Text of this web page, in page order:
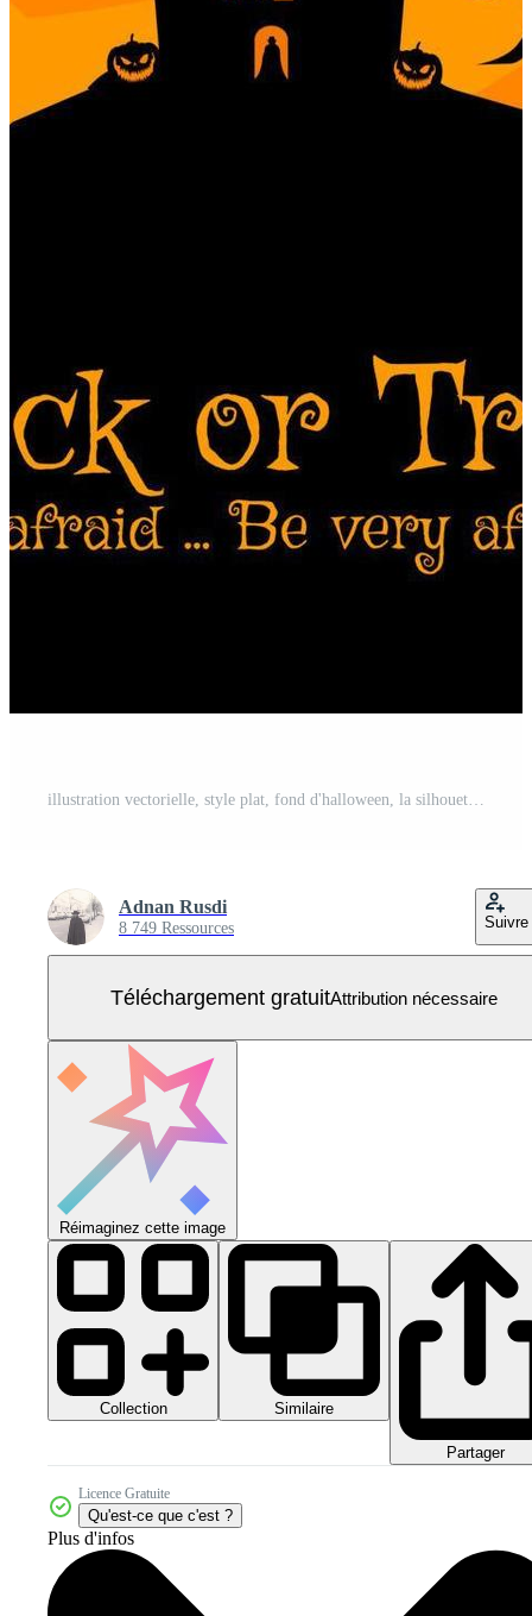
illustration vectorielle, style plat, fond d'halloween, la silhouette du château de vampire située sur une colline entre les cimetières à la pleine lune, pierre tombale, dracula, cimetière, croix, jack o lantern, effrayant Vecteur Gratuit
Adnan Rusdi
8 749 Ressources Suivre
Téléchargement gratuitAttribution nécessaire
Réimaginez cette image
Collection Similaire
Partager
Licence Gratuite
Qu'est-ce que c'est ?
Plus d'infos